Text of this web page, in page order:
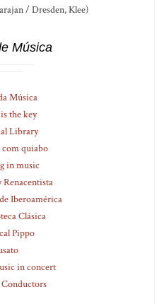
/ Dresden, Klee)
Música
Música
the key
Library
quiabo
in music
Iberoamérica
Clásica
Pippo
in concert